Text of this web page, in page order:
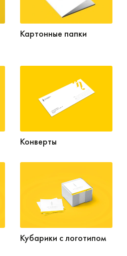
Картонные папки
Конверты
Кубарики с логотипом